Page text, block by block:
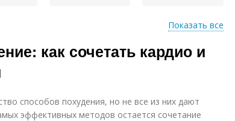
достижения
периодизацией
развития
Показать все
как сочетать кардио и
способов похудения, но не все из них дают
эффективных методов остается сочетание